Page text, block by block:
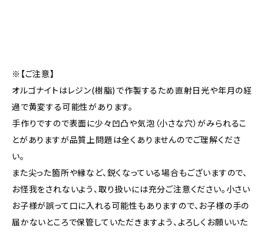
※【ご注意】
オルゴナイトはレジン(樹脂)で作製するため直射日光や年月の経
過で黄変する可能性があります。
手作りですので表面に少々凹凸や気泡（小さな穴）がみられるこ
とがありますが品質上問題は全くありませんのでご理解くださ
い。
また尖った箇所や縁など、鋭くなっている場合もございますので、
お怪我をされないよう、取り扱いには充分ご注意ください。小さい
お子様が誤って口に入れる可能性もありますので、お子様の手の
届かないところで保管していただきますよう、よろしくお願いいた